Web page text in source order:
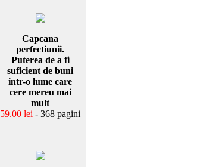
Capcana
perfectiunii.
Puterea de a fi
suficient de buni
intr-o lume care
cere mereu mai
mult
59.00 lei - 368 pagini